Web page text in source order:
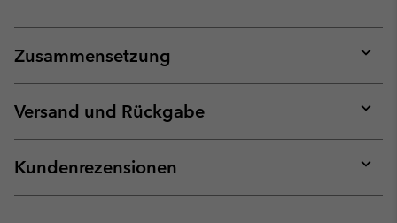
Zusammensetzung
or
Versand und Rückgabe
or
Kundenrezensionen
or